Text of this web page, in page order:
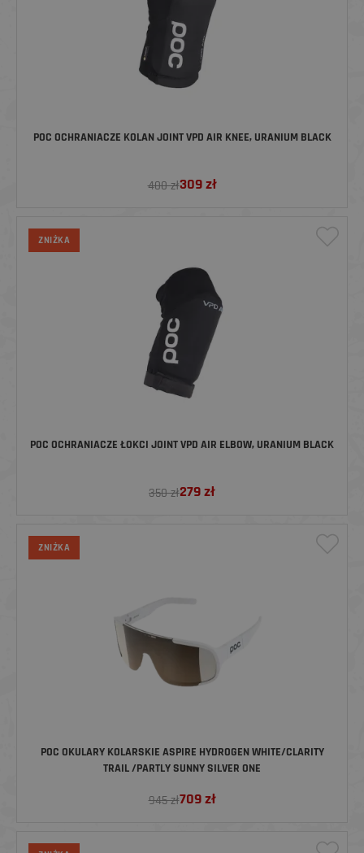
POC OCHRANIACZE KOLAN JOINT VPD AIR KNEE, URANIUM BLACK
400 zł309zł
ZNIŻKA
POC OCHRANIACZE ŁOKCI JOINT VPD AIR ELBOW, URANIUM BLACK
350 zł279zł
ZNIŻKA
POC OKULARY KOLARSKIE ASPIRE HYDROGEN WHITE/CLARITY
TRAIL /PARTLY SUNNY SILVER ONE
945 zł709zł